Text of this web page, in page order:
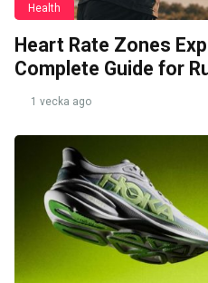
Health
Heart Rate Zones
Complete Guide for
1 vecka ago